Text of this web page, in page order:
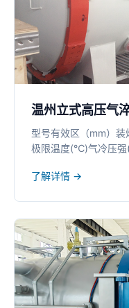
温州立式高压气
型号有效区（mm）
极限温度(℃)气冷压
了解详情 →